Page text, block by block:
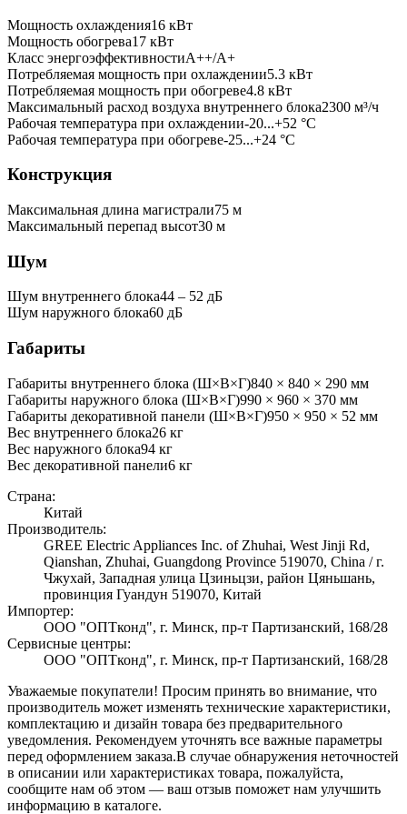
Мощность охлаждения16 кВт
Мощность обогрева17 кВт
Класс энергоэффективностиA++/A+
Потребляемая мощность при охлаждении5.3 кВт
Потребляемая мощность при обогреве4.8 кВт
Максимальный расход воздуха внутреннего блока2300 м³/ч
Рабочая температура при охлаждении-20...+52 °C
Рабочая температура при обогреве-25...+24 °C
Конструкция
Максимальная длина магистрали75 м
Максимальный перепад высот30 м
Шум
Шум внутреннего блока44 ‒ 52 дБ
Шум наружного блока60 дБ
Габариты
Габариты внутреннего блока (Ш×В×Г)840 × 840 × 290 мм
Габариты наружного блока (Ш×В×Г)990 × 960 × 370 мм
Габариты декоративной панели (Ш×В×Г)950 × 950 × 52 мм
Вес внутреннего блока26 кг
Вес наружного блока94 кг
Вес декоративной панели6 кг
Страна:
Китай
Производитель:
GREE Electric Appliances Inc. of Zhuhai, West Jinji Rd,
Qianshan, Zhuhai, Guangdong Province 519070, China / г.
Чжухай, Западная улица Цзиньцзи, район Цяньшань,
провинция Гуандун 519070, Китай
Импортер:
ООО "ОПТконд", г. Минск, пр-т Партизанский, 168/28
Сервисные центры:
ООО "ОПТконд", г. Минск, пр-т Партизанский, 168/28
Уважаемые покупатели! Просим принять во внимание, что
производитель может изменять технические характеристики,
комплектацию и дизайн товара без предварительного
уведомления. Рекомендуем уточнять все важные параметры
перед оформлением заказа.В случае обнаружения неточностей
в описании или характеристиках товара, пожалуйста,
сообщите нам об этом — ваш отзыв поможет нам улучшить
информацию в каталоге.